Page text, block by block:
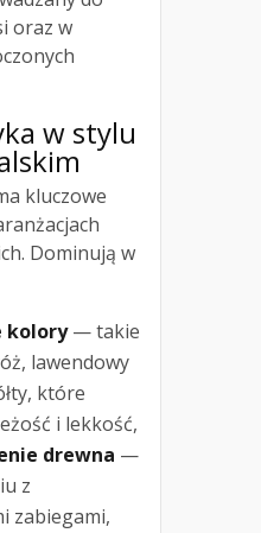
oraz w
w stylu
kluczowe
Dominują w
kolory— takie
lawendowy
które
i lekkość,
drewna —
z
zabiegami,